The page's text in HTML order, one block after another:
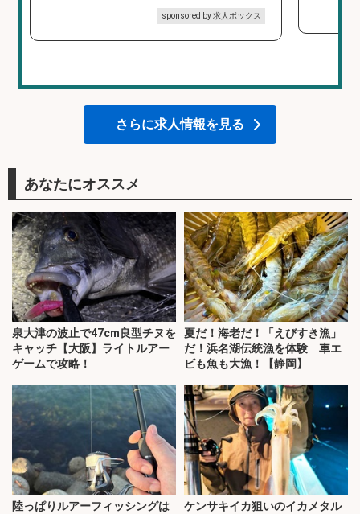
sponsored by 求人ボックス
さらに求人情報を見る
あなたにオススメ
泉大津の波止で47cm良型チヌを
キャッチ【大阪】ライトルアー
ゲームで攻略！
夏だ！海老だ！「えびすき漁」
だ！浜名湖伝統漁を体験 車エ
ビも魚も大漁！【静岡】
陸っぱりルアーフィッシングは
ケンサキイカ狙いのイカメタル